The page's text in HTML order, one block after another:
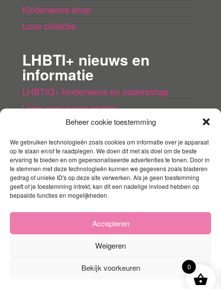
Beheer cookie toestemming
We gebruiken technologieën zoals cookies om informatie over je apparaat
op te slaan en/of te raadplegen. We doen dit met als doel om de beste
ervaring te bieden en om gepersonaliseerde advertenties te tonen. Door in
te stemmen met deze technologieën kunnen we gegevens zoals bladeren
gedrag of unieke ID's op deze site verwerken. Als je geen toestemming
geeft of je toestemming intrekt, kan dit een nadelige invloed hebben op
bepaalde functies en mogelijkheden.
Accepteren
Weigeren
Bekijk voorkeuren
Kinderwens shop
Love collectie
LHBTI+ nieuws en
informatie
LHBTIQ+ kinderwens en ouderschap
Links voor queer ouders
LHBTI+ (kinder)boeken
Queer agenda
Mijn account
Contact
Ondersteund doorWordPress
Envo
0